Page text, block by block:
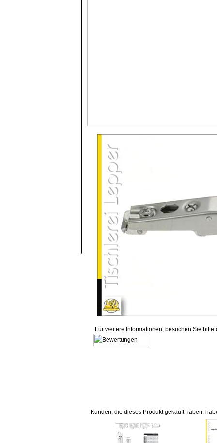
Für weitere Informationen, besuchen Sie bitte
Kunden, die dieses Produkt gekauft haben,